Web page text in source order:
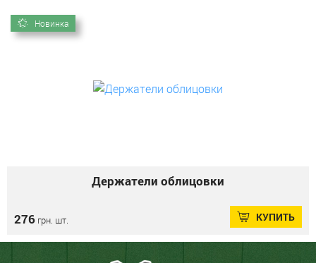
Новинка
Держатели облицовки
276 грн. шт. КУПИТЬ